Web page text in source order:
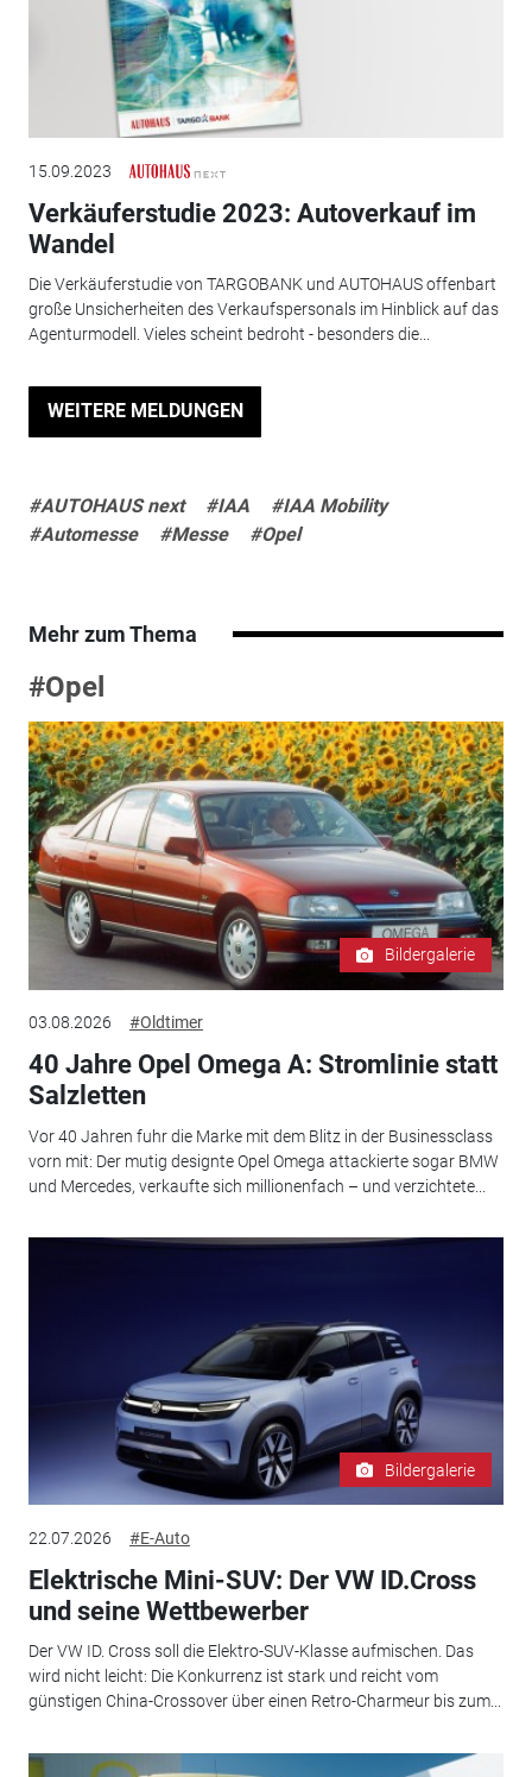
15.09.2023
Verkäuferstudie 2023: Autoverkauf im
Wandel
Die Verkäuferstudie von TARGOBANK und AUTOHAUS offenbart
große Unsicherheiten des Verkaufspersonals im Hinblick auf das
Agenturmodell. Vieles scheint bedroht - besonders die...
WEITERE MELDUNGEN
#AUTOHAUS next #IAA
#IAA Mobility
#Automesse
#Messe #Opel
Mehr zum Thema
#Opel
Bildergalerie
03.08.2026 #Oldtimer
40 Jahre Opel Omega A: Stromlinie statt
Salzletten
Vor 40 Jahren fuhr die Marke mit dem Blitz in der Businessclass
vorn mit: Der mutig designte Opel Omega attackierte sogar BMW
und Mercedes, verkaufte sich millionenfach – und verzichtete...
Bildergalerie
22.07.2026 #E-Auto
Elektrische Mini-SUV: Der VW ID.Cross
und seine Wettbewerber
Der VW ID. Cross soll die Elektro-SUV-Klasse aufmischen. Das
wird nicht leicht: Die Konkurrenz ist stark und reicht vom
günstigen China-Crossover über einen Retro-Charmeur bis zum...